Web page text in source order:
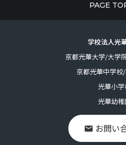
PAGE
学校法人光
京都光華大学/大学
京都光華中学校
光華小学
光華幼稚
お問い